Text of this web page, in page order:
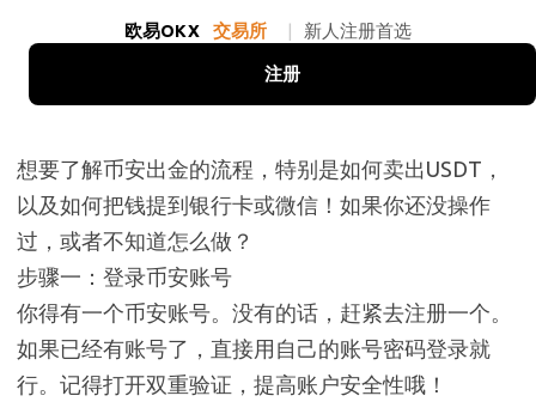
欧易OKX 交易所 | 新人注册首选
注册
想要了解币安出金的流程，特别是如何卖出USDT，
以及如何把钱提到银行卡或微信！如果你还没操作
过，或者不知道怎么做？
步骤一：登录币安账号
你得有一个币安账号。没有的话，赶紧去注册一个。
如果已经有账号了，直接用自己的账号密码登录就
行。记得打开双重验证，提高账户安全性哦！